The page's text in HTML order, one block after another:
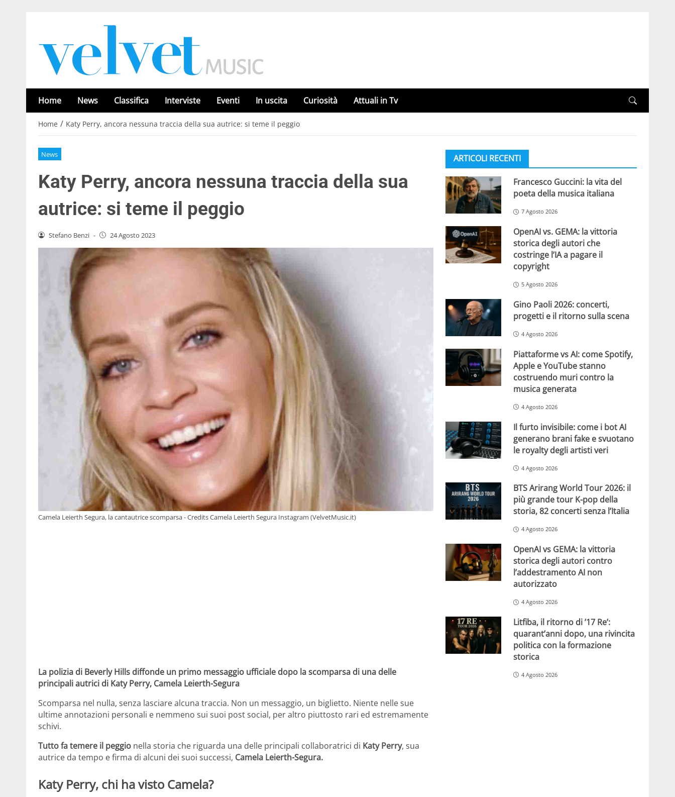
Home News Classifica Interviste Eventi In uscita Curiosità Attuali in Tv
Home / Katy Perry, ancora nessuna traccia della sua autrice: si teme il peggio
News
Katy Perry, ancora nessuna traccia della sua
autrice: si teme il peggio
Stefano Benzi - 24 Agosto 2023
Camela Leierth Segura, la cantautrice scomparsa - Credits Camela Leierth Segura Instagram (VelvetMusic.it)
La polizia di Beverly Hills diffonde un primo messaggio ufficiale dopo la scomparsa di una delle
principali autrici di Katy Perry, Camela Leierth-Segura
Scomparsa nel nulla, senza lasciare alcuna traccia. Non un messaggio, un biglietto. Niente nelle sue
ultime annotazioni personali e nemmeno sui suoi post social, per altro piuttosto rari ed estremamente
schivi.
Tutto fa temere il peggio nella storia che riguarda una delle principali collaboratrici di Katy Perry, sua
autrice da tempo e firma di alcuni dei suoi successi, Camela Leierth-Segura.
Katy Perry, chi ha visto Camela?
ARTICOLI RECENTI
Francesco Guccini: la vita del
poeta della musica italiana
7 Agosto 2026
OpenAI vs. GEMA: la vittoria
storica degli autori che
costringe l’IA a pagare il
copyright
5 Agosto 2026
Gino Paoli 2026: concerti,
progetti e il ritorno sulla scena
4 Agosto 2026
Piattaforme vs AI: come Spotify,
Apple e YouTube stanno
costruendo muri contro la
musica generata
4 Agosto 2026
Il furto invisibile: come i bot AI
generano brani fake e svuotano
le royalty degli artisti veri
4 Agosto 2026
BTS Arirang World Tour 2026: il
più grande tour K-pop della
storia, 82 concerti senza l’Italia
4 Agosto 2026
OpenAI vs GEMA: la vittoria
storica degli autori contro
l’addestramento AI non
autorizzato
4 Agosto 2026
Litfiba, il ritorno di ’17 Re’:
quarant’anni dopo, una rivincita
politica con la formazione
storica
4 Agosto 2026